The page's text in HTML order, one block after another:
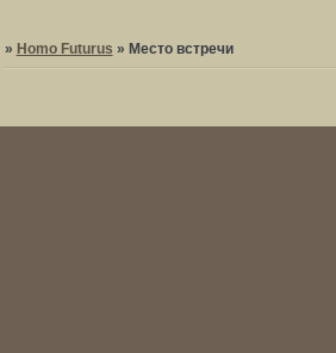
» Homo Futurus » Место встречи